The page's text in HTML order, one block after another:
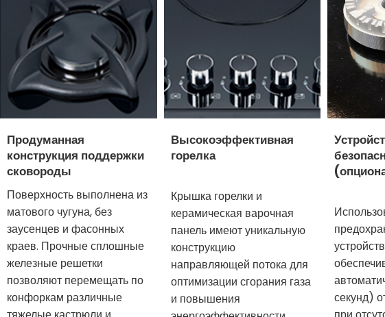
Продуманная
конструкция поддержки
сковороды
Поверхность выполнена из
матового чугуна, без
заусенцев и фасонных
краев. Прочные сплошные
железные решетки
позволяют перемещать по
конфоркам различные
Высокоэффективная
горелка
Крышка горелки и
керамическая варочная
панель имеют уникальную
конструкцию
направляющей потока для
оптимизации сгорания газа
и повышения
секунд)